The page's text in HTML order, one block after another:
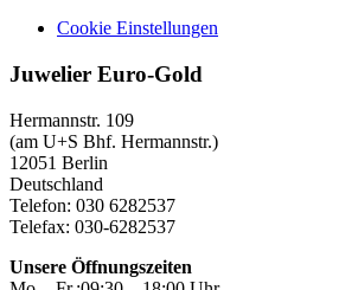
Cookie Einstellungen
Juwelier Euro-Gold
Hermannstr. 109
(am U+S Bhf. Hermannstr.)
12051 Berlin
Deutschland
Telefon: 030 6282537
Telefax: 030-6282537
Unsere Öffnungszeiten